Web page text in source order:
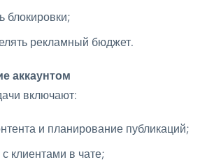
блокировки;
рекламный бюджет.
аккаунтом
включают:
и планирование публикаций;
клиентами в чате;